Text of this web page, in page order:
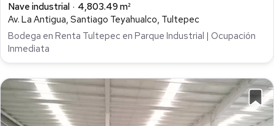
Nave industrial
4,803.49 m²
Av. La Antigua, Santiago Teyahualco, Tultepec
Bodega en Renta Tultepec en Parque Industrial | Ocupación
Inmediata